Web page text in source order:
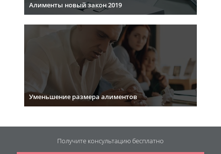
Алименты новый закон 2019
Уменьшение размера алиментов
Получите консультациюбесплатно